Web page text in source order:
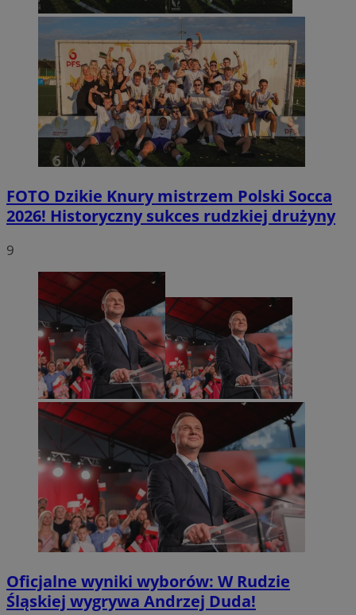
FOTO Dzikie Knury mistrzem Polski Socca
2026! Historyczny sukces rudzkiej drużyny
9
Oficjalne wyniki wyborów: W Rudzie
Śląskiej wygrywa Andrzej Duda!